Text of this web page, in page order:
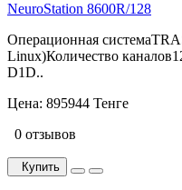
NeuroStation 8600R/128
Операционная
Linux)Количество
D1D..
Цена: 895944 Тенге
0 отзывов
Купить